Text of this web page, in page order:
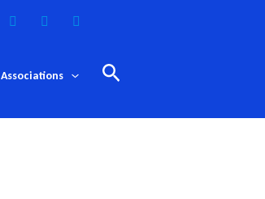
Associations Rechercher